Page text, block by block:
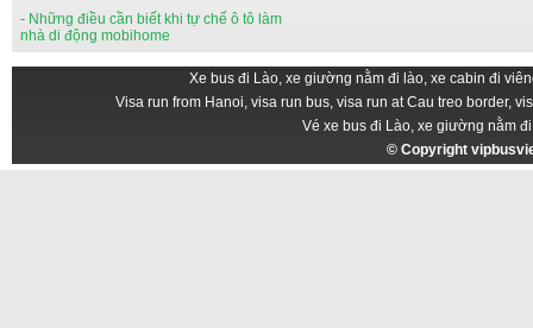
- Những điều cần biết khi tự chế ô tô làm
nhà di động mobihome
Xe bus đi Lào, xe giường nằm đi lào, xe cabin đi
Visa run from Hanoi, visa run bus, visa run at Cau treo border,
Vé xe bus đi Lào, xe giường nằm
© Copyright